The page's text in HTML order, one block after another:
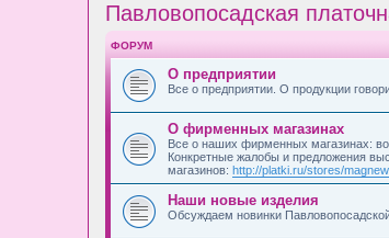
Павловопосадская
ФОРУМ
О предприятии
Все о предприятии. О продукции
О фирменных магазинах
Все о наших фирменных магазинах:
Конкретные жалобы и предложения
магазинов: http://platki.ru/stores/
Наши новые изделия
Обсуждаем новинки